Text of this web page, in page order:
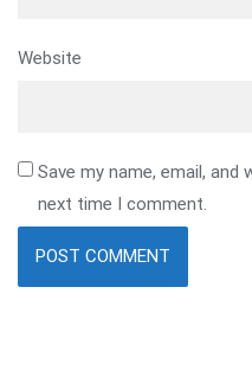
Website
Save my name, email,
next time I comment.